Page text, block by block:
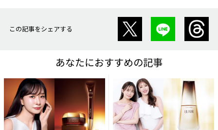
この記事をシェアする
あなたにおすすめの記事